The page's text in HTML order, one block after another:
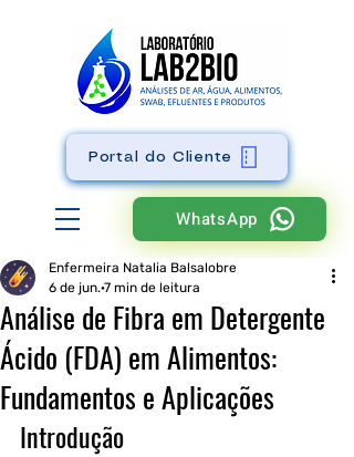
WhatsApp
Portal do Cliente
Análise de Fibra em Detergente
Ácido (FDA) em Alimentos:
Fundamentos e Aplicações
Enfermeira Natalia Balsalobre
6 de jun. 7 min de leitura
Introdução